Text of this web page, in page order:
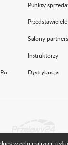
Punkty
Przedstawiciele
Salony
Instruktorzy
Dystrybucja
w celu realizacji